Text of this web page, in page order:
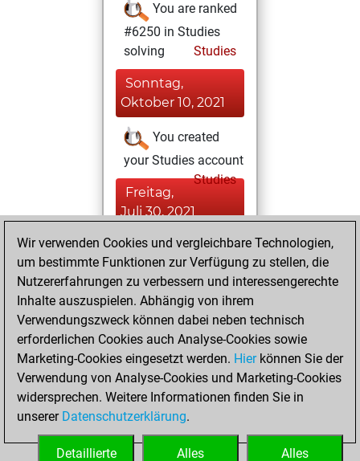
You are ranked
#6250 in Studies
solving
Studies
Sonntag,
Oktober 10, 2021
You created
your Studies account
Studies
Freitag,
Juli 30, 2021
You achieved a
BeautyScore of 25
Fritz
achieved a new Elo
of 1579
Montag, Mai 17,
2021
You created
your Fritz account
Wir verwenden Cookies und vergleichbare Technologien,
um bestimmte Funktionen zur Verfügung zu stellen, die
Nutzererfahrungen zu verbessern und interessengerechte
Inhalte auszuspielen. Abhängig von ihrem
Verwendungszweck können dabei neben technisch
erforderlichen Cookies auch Analyse-Cookies sowie
Marketing-Cookies eingesetzt werden. Hierkönnen Sie der
Verwendung von Analyse-Cookies und Marketing-Cookies
widersprechen. Weitere Informationen finden Sie in
unserer Datenschutzerklärung.
Alles
Alles
Detaillierte